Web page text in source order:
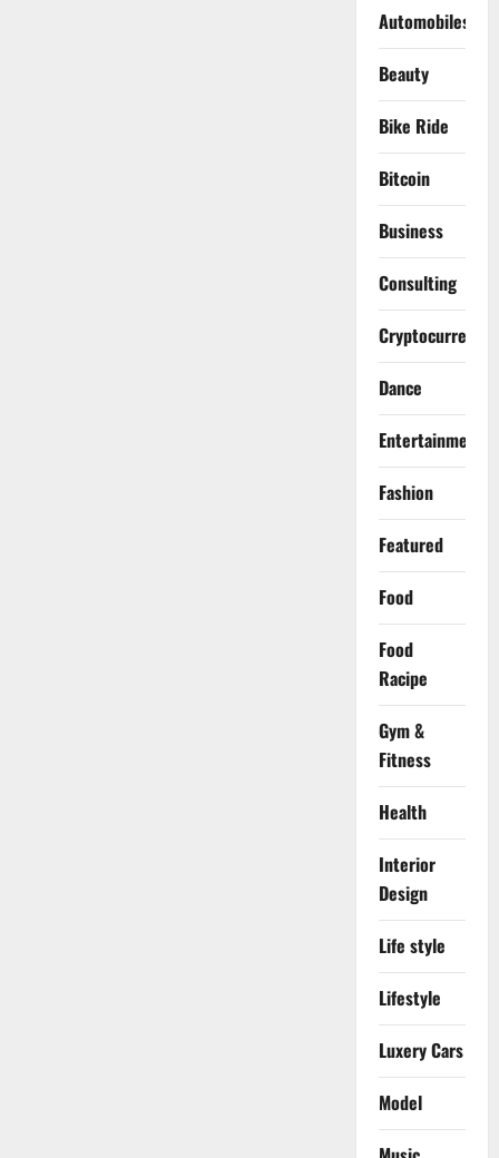
Automobiles
Beauty
Bike Ride
Bitcoin
Business
Consulting
Cryptocurrency
Dance
Entertainment
Fashion
Featured
Food
Food
Racipe
Gym &
Fitness
Health
Interior
Design
Life style
Lifestyle
Luxery Cars
Model